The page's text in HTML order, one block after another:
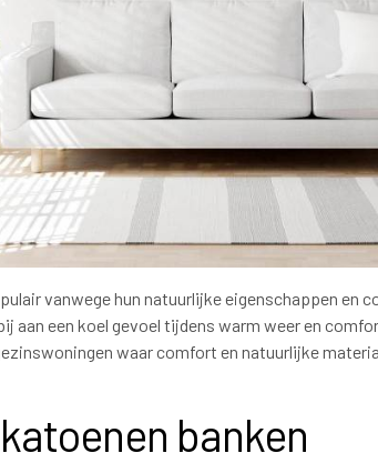
vanwege hun natuurlijke eigenschappen en
aan een koel gevoel tijdens warm weer en
waar comfort en natuurlijke
banken